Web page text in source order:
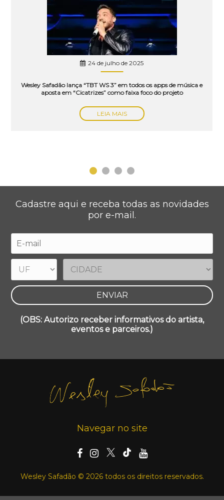
24 de julho de 2025
Wesley Safadão lança “TBT WS 3” em todos os apps de música e
aposta em “Cicatrizes” como faixa foco do projeto
LEIA MAIS
Cadastre aqui e receba todas as novidades
por e-mail.
(OBS: Autorizo receber informativos do artista,
eventos e parceiros.)
Navegar no site
Wesley Safadão © 2026 todos os direitos reservados.